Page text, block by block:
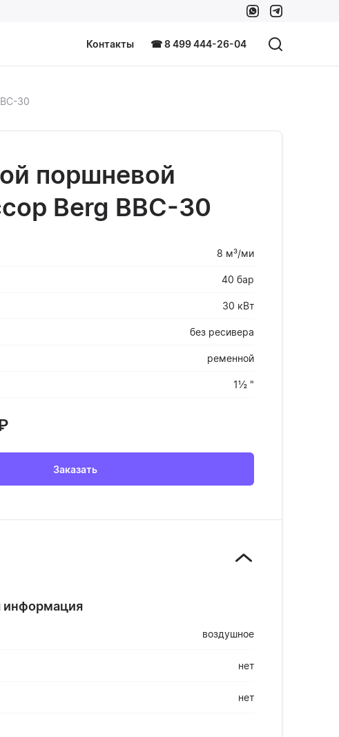
Контакты ☎ 8 499 444-26-04
30
поршневой
Berg BBC-30
8 м³/ми
40 бар
30 кВт
без ресивера
ременной
1½ "
Заказать
информация
воздушное
нет
нет